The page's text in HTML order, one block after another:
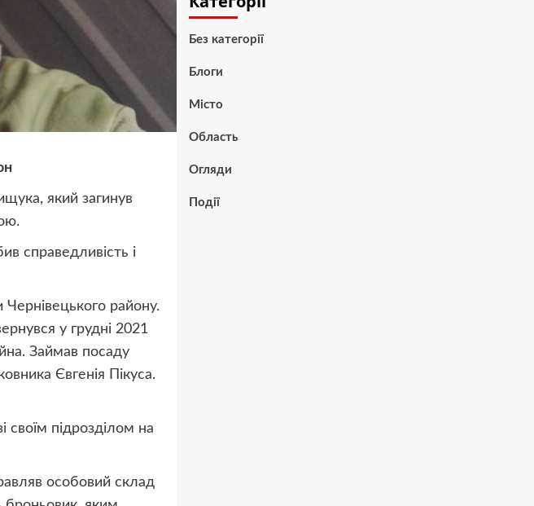
який загинув
справедливість і
Чернівецького району.
у грудні 2021
Займав посаду
Євгенія Пікуса.
підрозділом на
особовий склад
Без категорії
Блоги
Місто
Область
Огляди
Події